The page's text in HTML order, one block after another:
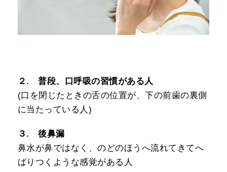
２. 普段、口呼吸の習慣がある人
(口を閉じたときの舌の位置が、下の前歯の裏側
に当たっている人)
３. 後鼻漏
鼻水が鼻ではなく、のどのほうへ流れてきてへ
ばりつくような感覚がある人